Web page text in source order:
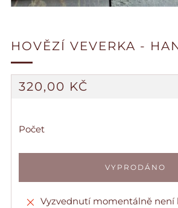
HOVĚZÍ VEVERKA -
BĚŽNÁ
320,00 KČ
Počet
VYPRODÁNO
Vyzvednutí momentálně není